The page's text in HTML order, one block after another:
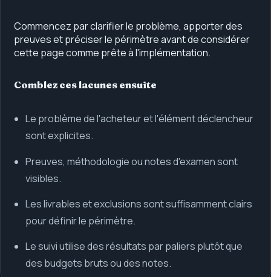
Commencez par clarifier le problème, apporter des
preuves et préciser le périmètre avant de considérer
cette page comme prête à l'implémentation.
Comblez ces lacunes ensuite
Le problème de l'acheteur et l'élément déclencheur
sont explicites.
Preuves, méthodologie ou notes d'examen sont
visibles.
Les livrables et exclusions sont suffisamment clairs
pour définir le périmètre.
Le suivi utilise des résultats par paliers plutôt que
des budgets bruts ou des notes.